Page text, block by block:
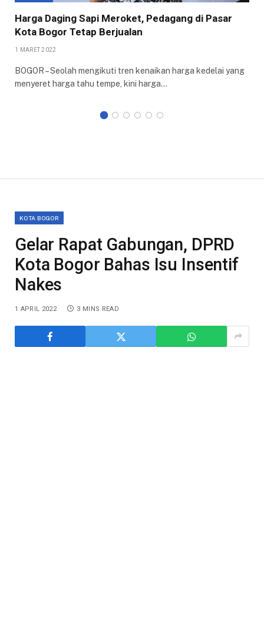
Harga Daging Sapi Meroket, Pedagang di Pasar
Kota Bogor Tetap Berjualan
1 MARET 2022
BOGOR – Seolah mengikuti tren kenaikan harga kedelai yang
menyeret harga tahu tempe, kini harga…
KOTA BOGOR
Gelar Rapat Gabungan, DPRD
Kota Bogor Bahas Isu Insentif
Nakes
1 APRIL 2022 3 MINS READ